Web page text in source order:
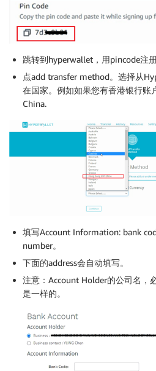
跳转到hyperwallet，用pincode注
点add transfer method。选择从
在国家。例如如果您有香港银行账
China.
填写Account Information: bank
number。
下面的address会自动填写。
注意：Account Holder的公司名，
是一样的。